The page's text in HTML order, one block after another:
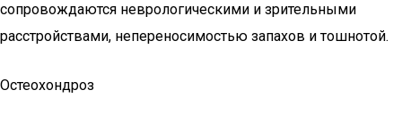
сопровождаются неврологическими и зрительными
расстройствами, непереносимостью запахов и тошнотой.
Остеохондроз